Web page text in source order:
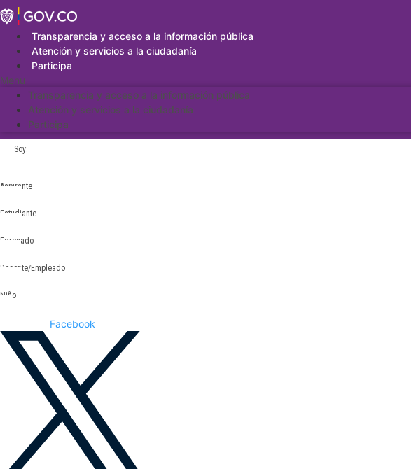
Saltar
al
contenidoTransparencia y acceso a la información pública
Atención y servicios a la ciudadanía
Participa
Menu
Transparencia y acceso a la información pública
Atención y servicios a la ciudadanía
Participa
Soy:
Aspirante
Estudiante
Egresado
Docente/Empleado
Niño
Facebook